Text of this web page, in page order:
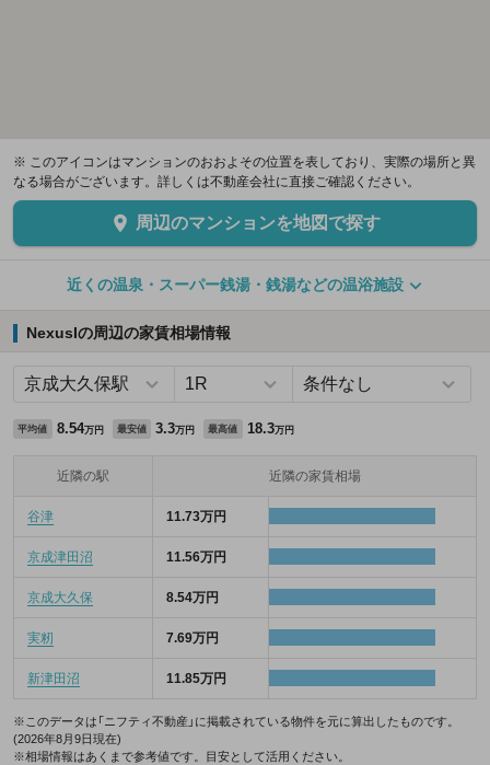
※ このアイコンはマンションのおおよその位置を表しており、実際の場所と異
なる場合がございます。詳しくは不動産会社に直接ご確認ください。
周辺のマンションを地図で探す
近くの温泉・スーパー銭湯・銭湯などの温浴施設
NexusIの周辺の家賃相場情報
平均値 8.54万円 最安値 3.3万円 最高値 18.3万円
近隣の駅 近隣の家賃相場
谷津 11.73万円
京成津田沼 11.56万円
京成大久保 8.54万円
実籾 7.69万円
新津田沼 11.85万円
※このデータは「ニフティ不動産」に掲載されている物件を元に算出したものです。
(2026年8月9日現在)
※相場情報はあくまで参考値です。目安として活用ください。